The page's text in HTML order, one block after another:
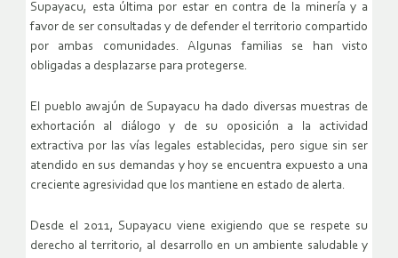
Supayacu, esta última por estar en contra de la minería y a
favor de ser consultadas y de defender el territorio compartido
por ambas comunidades. Algunas familias se han visto
obligadas a desplazarse para protegerse.
El pueblo awajún de Supayacu ha dado diversas muestras de
exhortación al diálogo y de su oposición a la actividad
extractiva por las vías legales establecidas, pero sigue sin ser
atendido en sus demandas y hoy se encuentra expuesto a una
creciente agresividad que los mantiene en estado de alerta.
Desde el 2011, Supayacu viene exigiendo que se respete su
derecho al territorio, al desarrollo en un ambiente saludable y